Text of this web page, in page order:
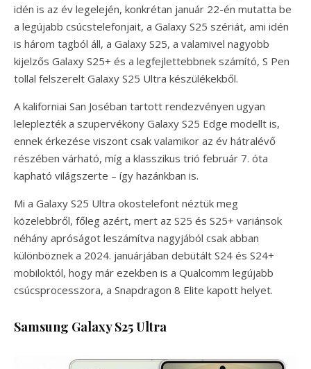
idén is az év legelején, konkrétan január 22-én mutatta be
a legújabb csúcstelefonjait, a Galaxy S25 szériát, ami idén
is három tagból áll, a Galaxy S25, a valamivel nagyobb
kijelzős Galaxy S25+ és a legfejlettebbnek számító, S Pen
tollal felszerelt Galaxy S25 Ultra készülékekből.
A kaliforniai San Joséban tartott rendezvényen ugyan
leleplezték a szupervékony Galaxy S25 Edge modellt is,
ennek érkezése viszont csak valamikor az év hátralévő
részében várható, míg a klasszikus trió február 7. óta
kapható világszerte – így hazánkban is.
Mi a Galaxy S25 Ultra okostelefont néztük meg
közelebbről, főleg azért, mert az S25 és S25+ variánsok
néhány apróságot leszámítva nagyjából csak abban
különböznek a 2024. januárjában debütált S24 és S24+
mobiloktól, hogy már ezekben is a Qualcomm legújabb
csúcsprocesszora, a Snapdragon 8 Elite kapott helyet.
Samsung Galaxy S25 Ultra